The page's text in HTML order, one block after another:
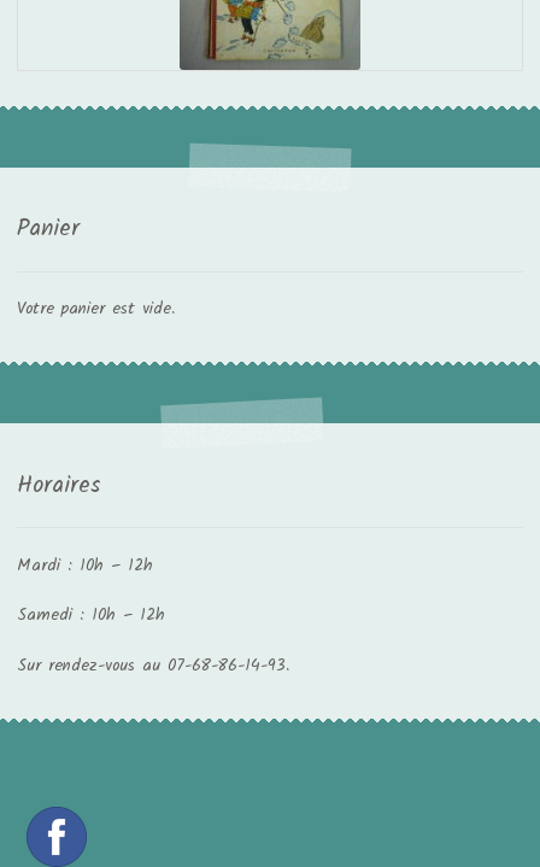
Panier
Votre panier est vide.
Horaires
Mardi : 10h – 12h
Samedi : 10h – 12h
Sur rendez-vous au 07-68-86-14-93.